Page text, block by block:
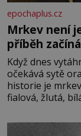
epochaplus.cz
Mrkev není
příběh
Když dnes
očekává sytě
historie je
fialová, žlutá,
bez které si